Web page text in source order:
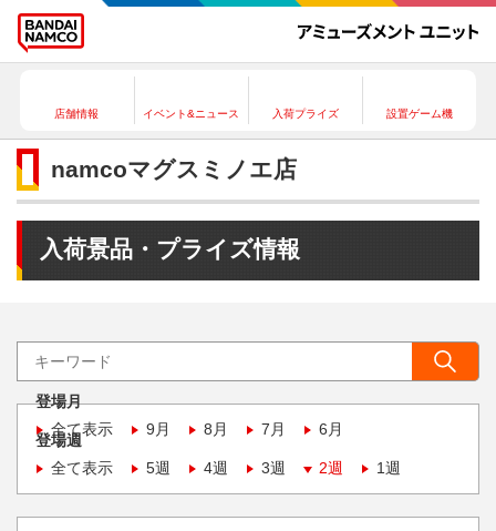
店舗情報 イベント&ニュース 入荷プライズ 設置ゲーム機
namcoマグスミノエ店
入荷景品・プライズ情報
登場月
全て表示
9月 8月 7月 6月
登場週
全て表示
5週 4週 3週 2週 1週